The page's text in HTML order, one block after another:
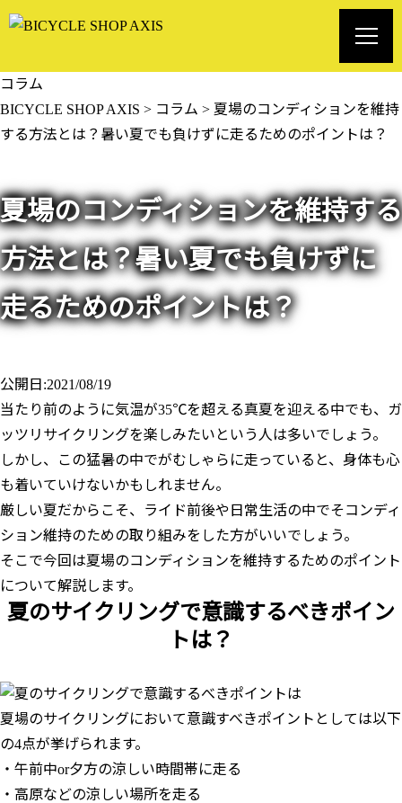
コラム
BICYCLE SHOP AXIS > コラム > 夏場のコンディションを維持
する方法とは？暑い夏でも負けずに走るためのポイントは？
夏場のコンディションを維持する
方法とは？暑い夏でも負けずに
走るためのポイントは？
公開日:2021/08/19
当たり前のように気温が35℃を超える真夏を迎える中でも、ガ
ッツリサイクリングを楽しみたいという人は多いでしょう。
しかし、この猛暑の中でがむしゃらに走っていると、身体も心
も着いていけないかもしれません。
厳しい夏だからこそ、ライド前後や日常生活の中でそコンディ
ション維持のための取り組みをした方がいいでしょう。
そこで今回は夏場のコンディションを維持するためのポイント
について解説します。
夏のサイクリングで意識するべきポイン
トは？
夏場のサイクリングにおいて意識すべきポイントとしては以下
の4点が挙げられます。
・午前中or夕方の涼しい時間帯に走る
・高原などの涼しい場所を走る